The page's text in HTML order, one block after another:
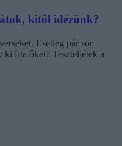
kitől idézünk?
Esetleg pár sor
írta őket? Teszteljétek a